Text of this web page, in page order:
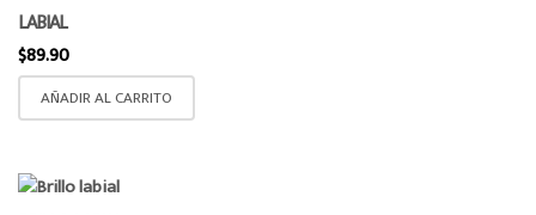
LABIAL
$89.90
AÑADIR AL CARRITO